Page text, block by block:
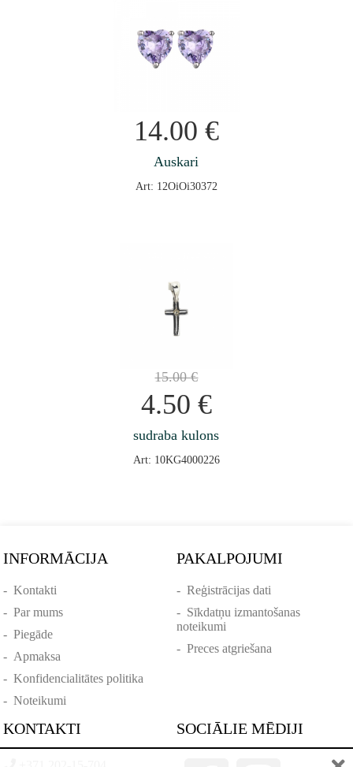
14.00 €
Auskari
Art: 12OiOi30372
15.00€
4.50 €
sudraba kulons
Art: 10KG4000226
INFORMĀCIJA
-Kontakti
-Par mums
-Piegāde
- Apmaksa
-Konfidencialitātes politika
-Noteikumi
PAKALPOJUMI
- Reģistrācijas dati
- Sīkdatņu izmantošanas
noteikumi
- Preces atgriešana
KONTAKTI SOCIĀLIE MĒDIJI